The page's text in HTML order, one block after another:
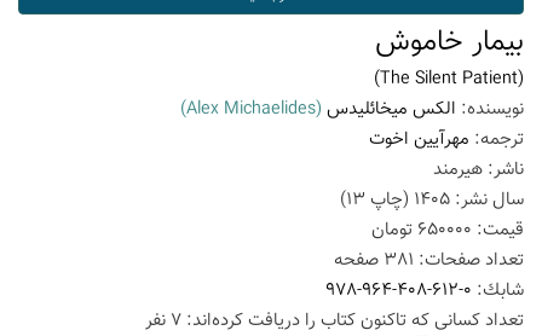
بیمار خاموش
(The Silent Patient)
نویسنده: الکس میخائلیدس (Alex Michaelides)
ترجمه: مهرآیین اخوت
ناشر: هیرمند
سال نشر: 1405 (چاپ 13
)
قیمت: 650000 تومان
تعداد صفحات: 381 صفحه
شابك: 978-964-408-612-0
تعداد كسانی كه تاكنون كتاب را دریافت كرده‌اند: 7 نفر